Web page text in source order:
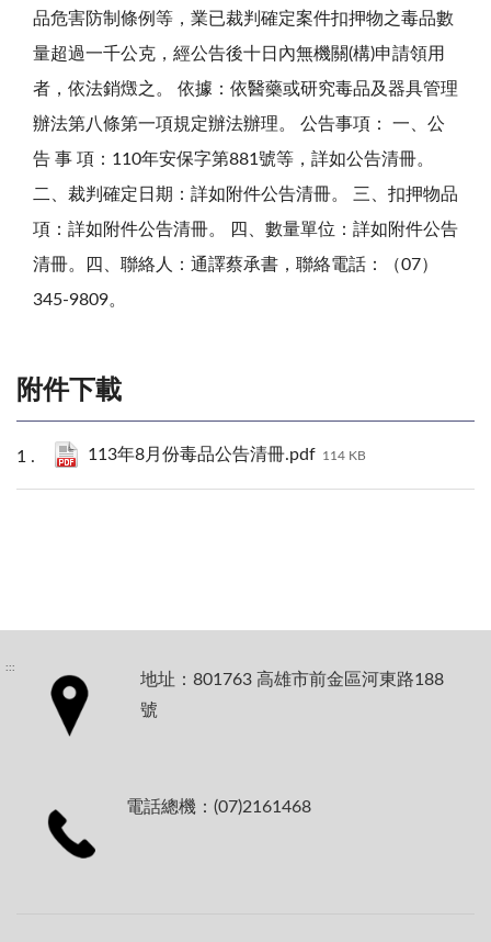
品危害防制條例等，業已裁判確定案件扣押物之毒品數
量超過一千公克，經公告後十日內無機關(構)申請領用
者，依法銷燬之。 依據：依醫藥或研究毒品及器具管理
辦法第八條第一項規定辦法辦理。 公告事項： 一、公
告 事 項：110年安保字第881號等，詳如公告清冊。
二、裁判確定日期：詳如附件公告清冊。 三、扣押物品
項：詳如附件公告清冊。 四、數量單位：詳如附件公告
清冊。四、聯絡人：通譯蔡承書，聯絡電話：（07）
345-9809。
附件下載
113年8月份毒品公告清冊.pdf 114 KB
:::
地址：801763 高雄市前金區河東路188
號
電話總機：(07)2161468